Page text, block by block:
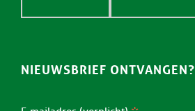
NIEUWSBRIEF ONTVANGEN?